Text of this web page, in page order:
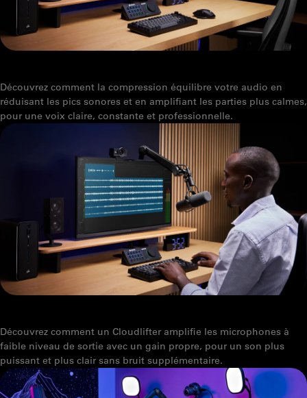
Découvrez comment la compression équilibre votre audio en
réduisant les pics sonores et en amplifiant les parties plus calmes,
pour une voix claire, constante et professionnelle.
Découvrez comment un Cloudlifter amplifie les microphones à
faible niveau de sortie avec un gain propre, pour un son plus
puissant et plus clair sans bruit supplémentaire.